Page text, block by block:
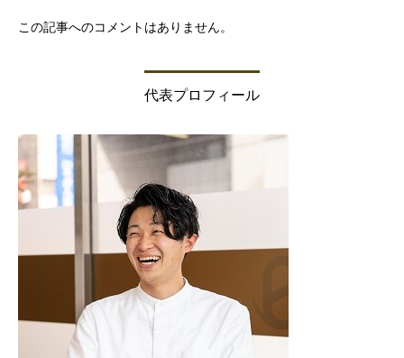
この記事へのコメントはありません。
代表プロフィール